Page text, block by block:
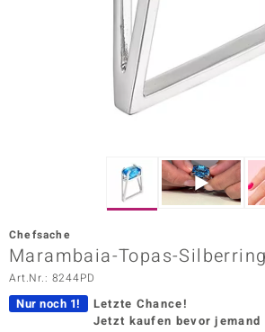
Vogue
Chefsache
Marambaia-Topas-Silberring
Art.Nr.: 8244PD
Nur noch 1!
Letzte Chance!
Jetzt kaufen bevor